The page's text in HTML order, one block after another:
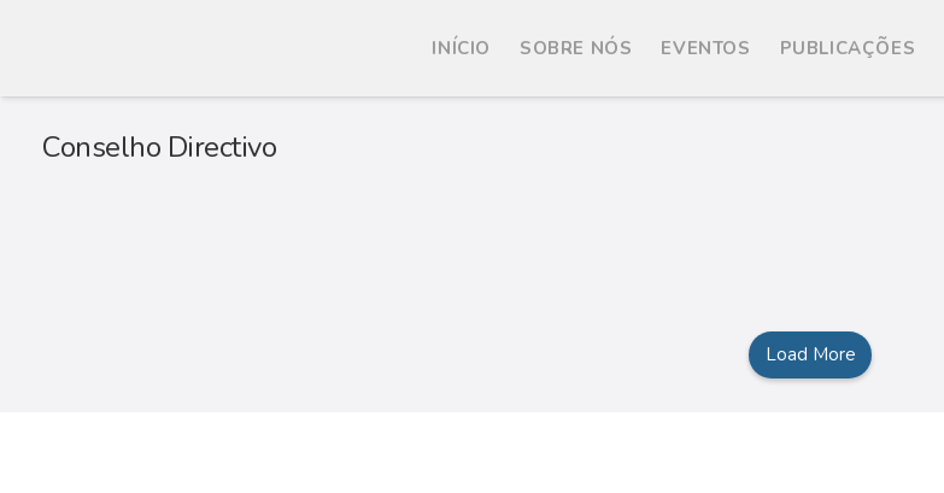
INÍCIO SOBRE NÓS EVENTOS PUBLICAÇÕES
Conselho Directivo
Load More